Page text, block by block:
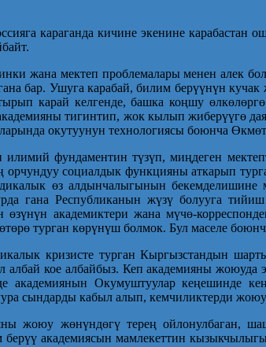
караганда кичине экенине карабастан
жана мектеп проблемалары менен алек
бар. Ушуга карабай, билим берүүнүн
карай келгенде, башка коңшу өлкөлөргө
тигинтип, жок кылып жиберүүгө
окутуунун технологиясы боюнча
фундаментин түзүп, миңдеген
социалдык функцияны аткарып
өз алдынчалыгынын
гана Республиканын жүзү болууга
академиктери жана мүчө-
турган көрүнүш болмок. Бул маселе
кризисте турган Кыргызстандын
кое албайбыз. Кеп академияны
акаде­миянын Окумуштуулар кеңешинде
сындарды кабыл алып, кемчиликтерди
жоюу жөнүндөгү терең ойлонулбаган,
академиясын мамлекеттин